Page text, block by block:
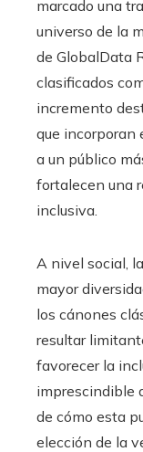
marcado una
universo de la
de GlobalData
clasificados
incremento
que incorporan
a un público
fortalecen una
inclusiva.
A nivel social,
mayor
los cánones
resultar
favorecer la
imprescindible
de cómo esta
elección de la